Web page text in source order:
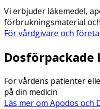
Vi erbjuder läkemedel,
förbrukningsmaterial
För vårdgivare och
Dosförpackade
För vårdens patienter
på din medicin
Läs mer om Apodos och